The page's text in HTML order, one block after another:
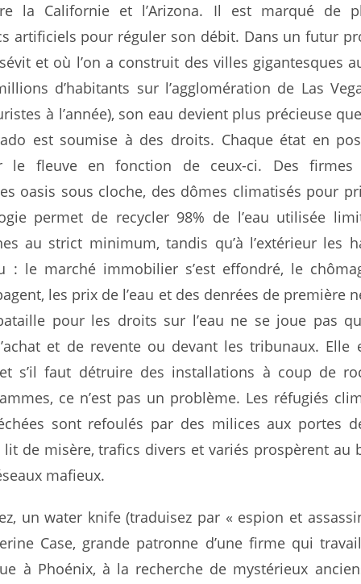
la Californie et l’Arizona. Il est marqué de
artificiels pour réguler son débit. Dans un futur
et où l’on a construit des villes gigantesques
d’habitants sur l’agglomération de Las
à l’année), son eau devient plus précieuse
est soumise à des droits. Chaque état en
le fleuve en fonction de ceux-ci. Des firmes
oasis sous cloche, des dômes climatisés pour
permet de recycler 98% de l’eau utilisée
au strict minimum, tandis qu’à l’extérieur les
: le marché immobilier s’est effondré, le
les prix de l’eau et des denrées de première
pour les droits sur l’eau ne se joue pas
et de revente ou devant les tribunaux. Elle
s’il faut détruire des installations à coup de
ce n’est pas un problème. Les réfugiés
sont refoulés par des milices aux portes
lit de misère, trafics divers et variés prospèrent au
mafieux.
un water knife (traduisez par « espion et
Case, grande patronne d’une firme qui
à Phoénix, à la recherche de mystérieux